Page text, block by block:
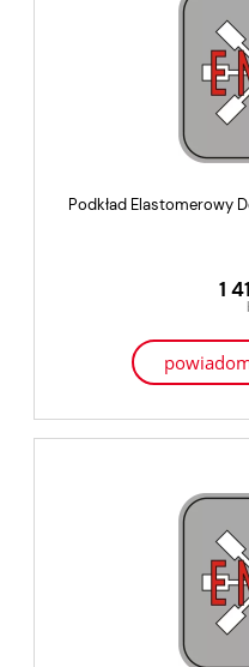
Podkład Elastomerowy
1